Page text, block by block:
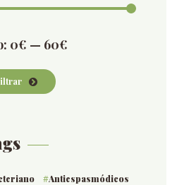
0€ — 60€
Antiespasmódicos